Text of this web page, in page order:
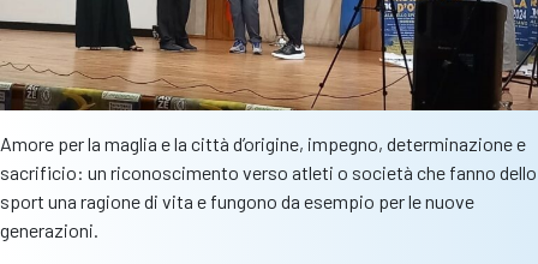
Amore per la maglia e la città d’origine, impegno, determinazione e
sacrificio: un riconoscimento verso atleti o società che fanno dello
sport una ragione di vita e fungono da esempio per le nuove
generazioni.